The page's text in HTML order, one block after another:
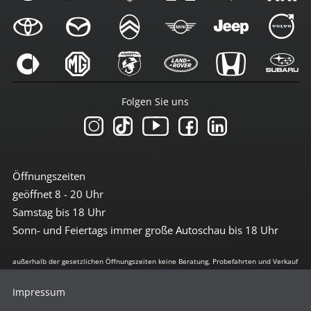
Öffnungszeiten
geöffnet 8 - 20 Uhr
Samstag bis 18 Uhr
Sonn- und Feiertags immer große Autoschau bis 18 Uhr
Folgen Sie uns
außerhalb der gesetzlichen Öffnungszeiten keine Beratung, Probefahrten und Verkauf
Impressum